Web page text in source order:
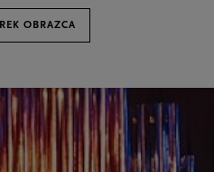
OBRAZCA